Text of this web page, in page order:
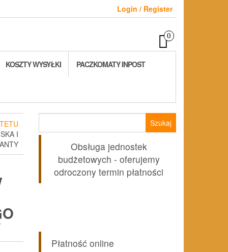
Login / Register
0
KOSZTY WYSYŁKI PACZKOMATY INPOST
I
Obsługa jednostek
budżetowych - oferujemy
odroczony termin płatności
Płatność online